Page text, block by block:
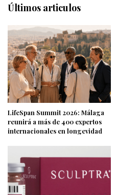
Últimos articulos
LifeSpan Summit 2026: Málaga
reunirá a más de 400 expertos
internacionales en longevidad